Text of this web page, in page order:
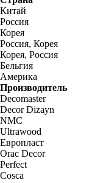
Китай
Россия
Корея
Россия, Корея
Корея, Россия
Бельгия
Америка
Производитель
Decomaster
Decor Dizayn
NMC
Ultrawood
Европласт
Orac Decor
Perfect
Cosca